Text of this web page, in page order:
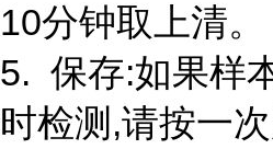
10分钟取上清。
5. 保存:如果样
时检测,请按一